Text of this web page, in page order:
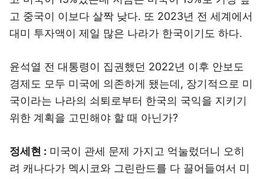
고 중국이 이보다 살짝 낮다. 또 2023년 전 세계에서
대미 투자액이 제일 많은 나라가 한국이기도 하다.
윤석열 전 대통령이 집권했던 2022년 이후 안보도
경제도 모두 미국에 의존하게 됐는데, 장기적으로 미
국이라는 나라의 쇠퇴로부터 한국의 국익을 지키기
위한 계획을 고민해야 할 때 아닌가?
정세현 : 미국이 관세 문제 가지고 억눌렀더니 오히
려 캐나다가 멕시코와 그린란드를 다 끌어들여서 미